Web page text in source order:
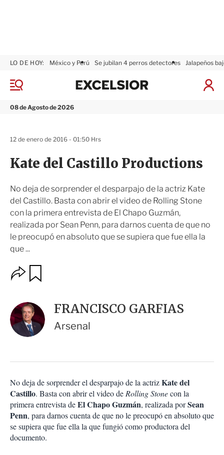
M
n
08 de Agosto de 2026
LO DE HOY: México y Perú Se jubilan 4 perros detectores Jalapeños
I
x
r
Kate del Castillo Productions
No deja de sorprender el desparpajo de la actriz Kate
del Castillo. Basta con abrir el video de Rolling Stone
con la primera entrevista de El Chapo Guzmán,
realizada por Sean Penn, para darnos cuenta de que no
le preocupó en absoluto que se supiera que fue ella la
que ...
12 de enero de 2016 - 01:50 Hrs
O
p
o
n
e
s
c
m
p
a
t
i
r
a
r
FRANCISCO GARFIAS
Arsenal
No deja de sorprender el desparpajo de la actrizKate del
Castillo. Basta con abrir el video de Rolling Stonecon la
primera entrevista deEl Chapo Guzmán, realizada porSean
Penn, para darnos cuenta de que no le preocupó en absoluto que
se supiera que fue ella la que fungió como productora del
documento.